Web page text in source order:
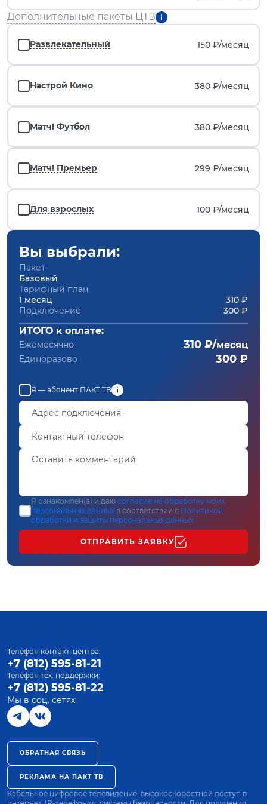
Дополнительные пакеты ЦТВ
Развлекательный 150 ₽/месяц
Настрой Кино 380 ₽/месяц
Матч! Футбол 380 ₽/месяц
Матч! Премьер 299 ₽/месяц
Для взрослых 100 ₽/месяц
Вы выбрали:
Пакет
Базовый
Тарифный план
1 месяц
310 ₽
Подключение
300 ₽
ИТОГО к оплате:
Ежемесячно 310 ₽/месяц
Единоразово 300 ₽
Я — абонент ПАКТ ТВ
Я ознакомлен(а) и даю согласие на обработку моих
персональных данных в соответствии с Политикой
обработки и защиты персональных данных
ОТПРАВИТЬ ЗАЯВКУ
Телефон контакт-центра:
+7 (812) 595-81-21
Телефон тех. поддержки:
+7 (812) 595-81-22
Мы в соц. сетях:
ОБРАТНАЯ СВЯЗЬ
РЕКЛАМА НА ПАКТ ТВ
Кабельное цифровое телевидение, высокоскоростной доступ в